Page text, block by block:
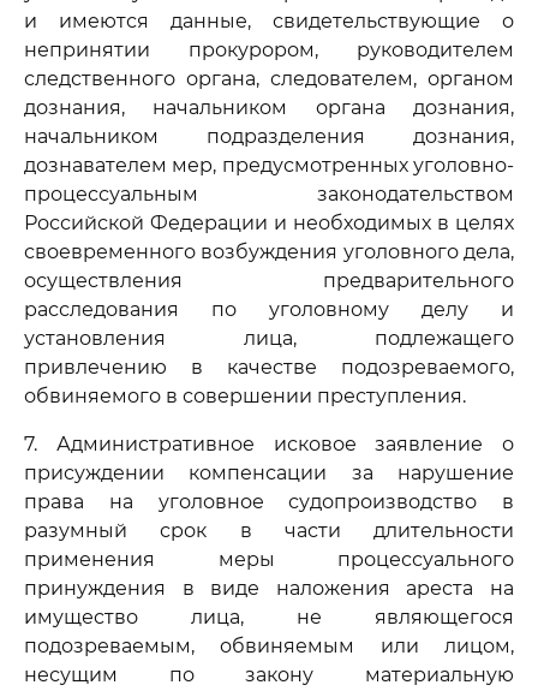
и имеются данные, свидетельствующие о
непринятии прокурором, руководителем
следственного органа, следователем, органом
дознания, начальником органа дознания,
начальником подразделения дознания,
дознавателем мер, предусмотренных уголовно-
процессуальным законодательством
Российской Федерации и необходимых в целях
своевременного возбуждения уголовного дела,
осуществления предварительного
расследования по уголовному делу и
установления лица, подлежащего
привлечению в качестве подозреваемого,
обвиняемого в совершении преступления.
7. Административное исковое заявление о
присуждении компенсации за нарушение
права на уголовное судопроизводство в
разумный срок в части длительности
применения меры процессуального
принуждения в виде наложения ареста на
имущество лица, не являющегося
подозреваемым, обвиняемым или лицом,
несущим по закону материальную